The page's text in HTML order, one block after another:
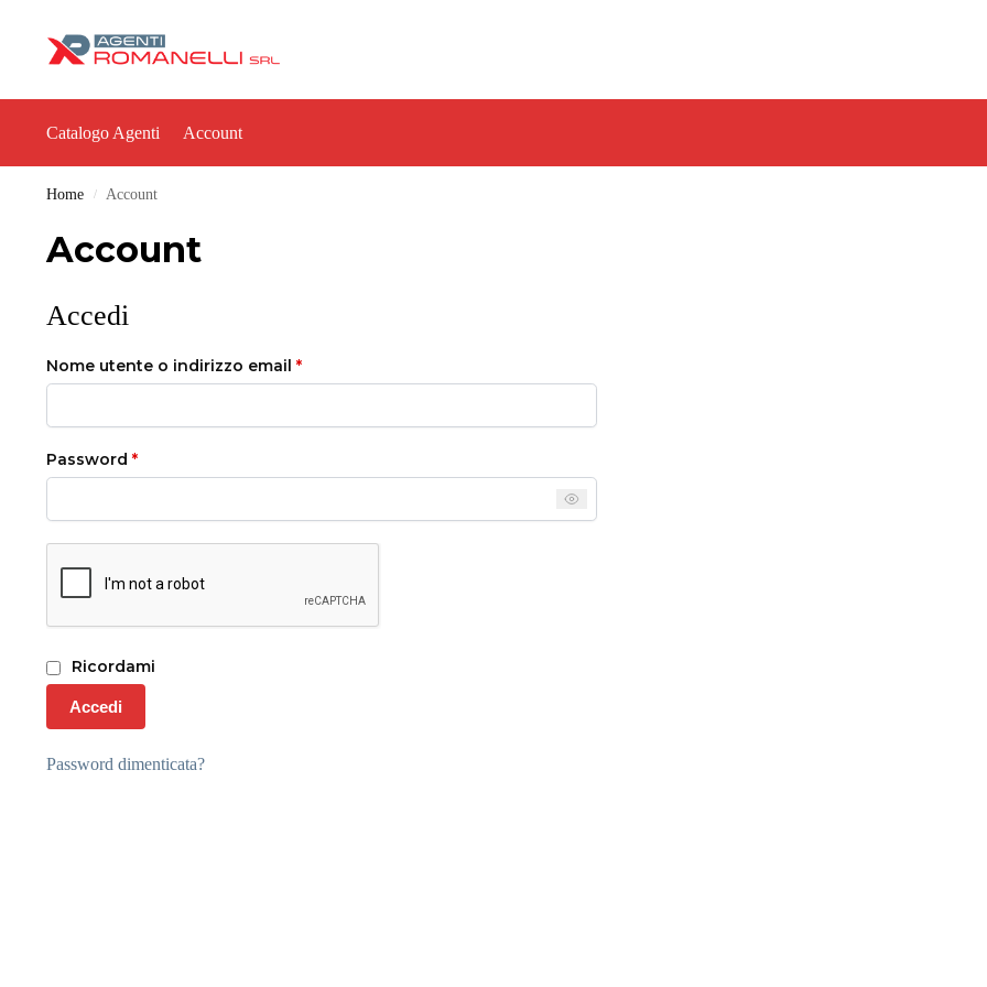
Catalogo Agenti Account
Home / Account
Account
Accedi
Nome utente o indirizzo email *
Password *
Ricordami
Accedi
Password dimenticata?